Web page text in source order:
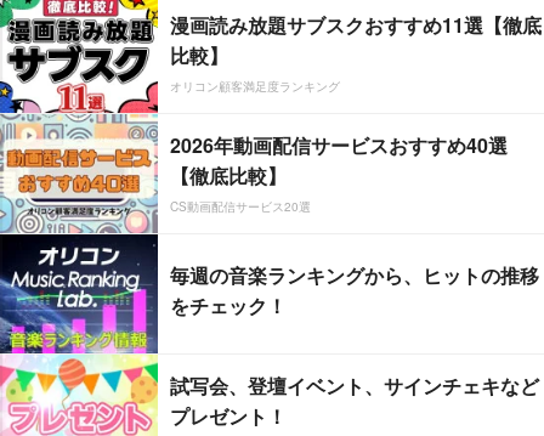
漫画読み放題サブスクおすすめ11選【徹底
比較】
オリコン顧客満足度ランキング
2026年動画配信サービスおすすめ40選
【徹底比較】
CS動画配信サービス20選
毎週の音楽ランキングから、ヒットの推移
をチェック！
試写会、登壇イベント、サインチェキなど
プレゼント！